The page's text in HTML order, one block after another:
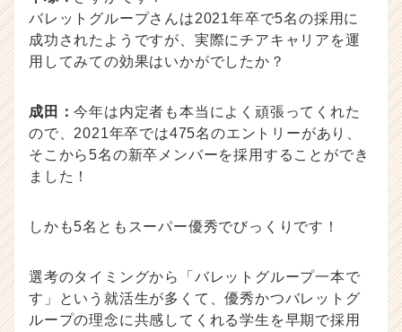
バレットグループさんは2021年卒で5名の採用に
成功されたようですが、実際にチアキャリアを運
用してみての効果はいかがでしたか？
成田：今年は内定者も本当によく頑張ってくれた
ので、2021年卒では475名のエントリーがあり、
そこから5名の新卒メンバーを採用することができ
ました！
しかも5名ともスーパー優秀でびっくりです！
選考のタイミングから「バレットグループ一本で
す」という就活生が多くて、優秀かつバレットグ
ループの理念に共感してくれる学生を早期で採用